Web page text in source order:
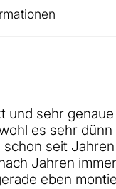
und sehr
es sehr dünn
schon seit
Jahren
eben